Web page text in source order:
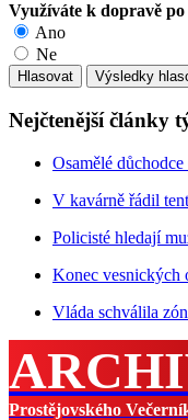
Využíváte k dopravě po
Ano
Ne
Nejčtenější články
Osamělé
V kavárně řádil
Policisté hledají
Konec vesnických
Vláda schválila
Prostějovského